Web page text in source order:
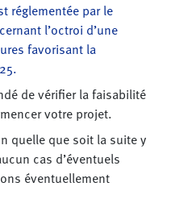
réglementée par le
l’octroi d’une
favorisant la
de vérifier la faisabilité
votre projet.
quelle que soit la suite y
cas d’éventuels
éventuellement